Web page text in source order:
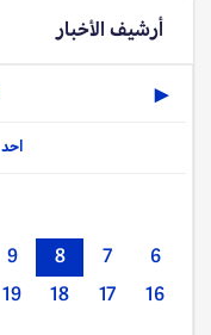
أرشيف الأخبار
◀
احد
6
7
8
9
16
17
18
19